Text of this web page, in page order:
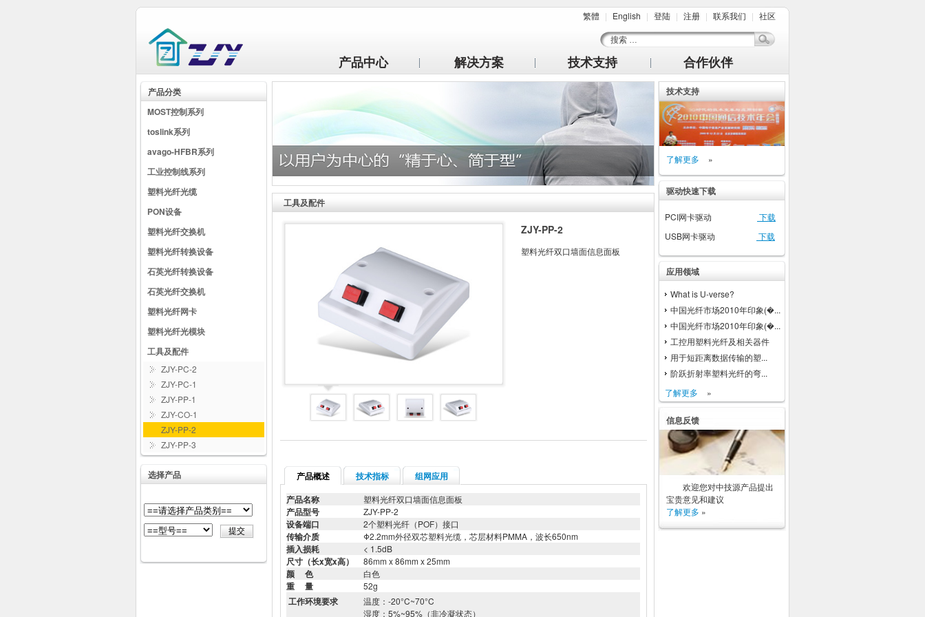
繁體 | English | 登陆 | 注册 | 联系我们 | 社区
产品中心 解决方案 技术支持 合作伙伴
产品分类
MOST控制系列
toslink系列
avago-HFBR系列
工业控制线系列
塑料光纤光缆
PON设备
塑料光纤交换机
塑料光纤转换设备
石英光纤转换设备
石英光纤交换机
塑料光纤网卡
塑料光纤光模块
工具及配件
ZJY-PC-2
ZJY-PC-1
ZJY-PP-1
ZJY-CO-1
ZJY-PP-2
ZJY-PP-3
选择产品
工具及配件
ZJY-PP-2
塑料光纤双口墙面信息面板
产品概述 技术指标
组网应用
产品名称
塑料光纤双口墙面信息面板
产品型号 ZJY-PP-2
设备端口 2个塑料光纤（POF）接口
传输介质 Φ2.2mm外径双芯塑料光缆，芯层材料PMMA，波长650nm
插入损耗 < 1.5dB
尺寸（长x宽x高） 86mm x 86mm x 25mm
颜 色 白色
重 量 52g
工作环境要求
温度：-20°C~70°C
湿度：5%~95%（非冷凝状态）
技术支持
了解更多 »
驱动快速下载
PCI网卡驱动
下载
USB网卡驱动
下载
应用领域
What is U-verse?
中国光纤市场2010年印象(�...
中国光纤市场2010年印象(�...
工控用塑料光纤及相关器件
用于短距离数据传输的塑...
阶跃折射率塑料光纤的弯...
了解更多
»
信息反馈
欢迎您对中技源产品提出
宝贵意见和建议
了解更多 »